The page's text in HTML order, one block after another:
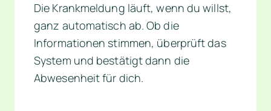
Die Krankmeldung läuft, wenn du willst,
ganz automatisch ab. Ob die
Informationen stimmen, überprüft das
System und bestätigt dann die
Abwesenheit für dich.